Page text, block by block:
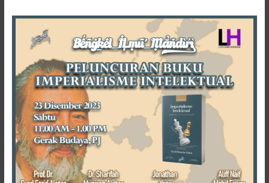
Lestari